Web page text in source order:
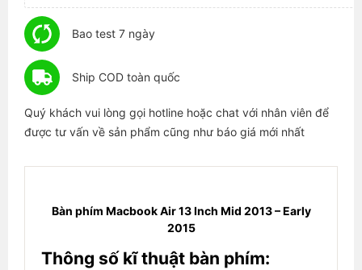
Bao test 7 ngày
Ship COD toàn quốc
Quý khách vui lòng gọi hotline hoặc chat với nhân viên để
được tư vấn về sản phẩm cũng như báo giá mới nhất
Bàn phím Macbook Air 13 Inch Mid 2013 – Early
2015
Thông số kĩ thuật bàn phím: